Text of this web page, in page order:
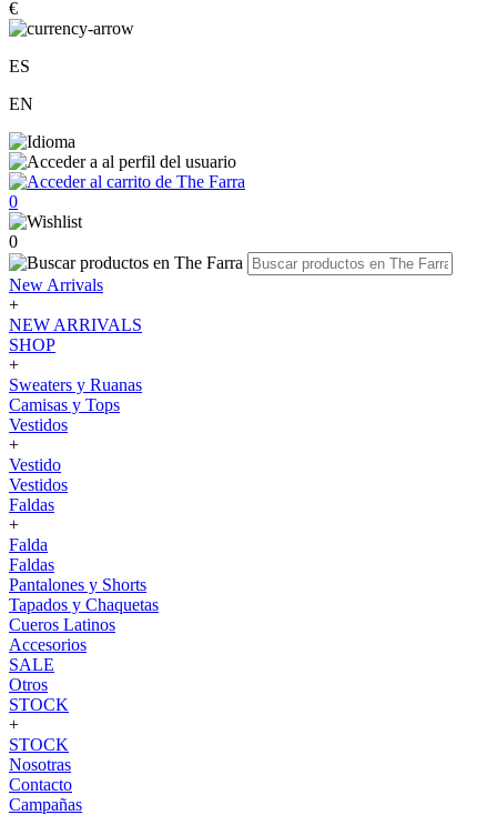
€
ES
EN
0
0
New Arrivals
+
NEW ARRIVALS
SHOP
+
Sweaters y Ruanas
Camisas y Tops
Vestidos
+
Vestido
Vestidos
Faldas
+
Falda
Faldas
Pantalones y Shorts
Tapados y Chaquetas
Cueros Latinos
Accesorios
SALE
Otros
STOCK
+
STOCK
Nosotras
Contacto
Campañas